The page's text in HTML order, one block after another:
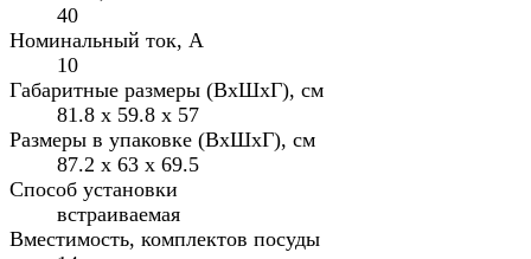
40
Номинальный ток, А
10
Габаритные размеры (ВxШxГ), см
81.8 x 59.8 x 57
Размеры в упаковке (ВxШxГ), см
87.2 x 63 x 69.5
Способ установки
встраиваемая
Вместимость, комплектов посуды